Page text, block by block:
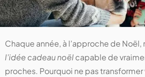
Chaque année, à l’approche de Noël,
l’idée cadeau noëlcapable de
proches. Pourquoi ne pas